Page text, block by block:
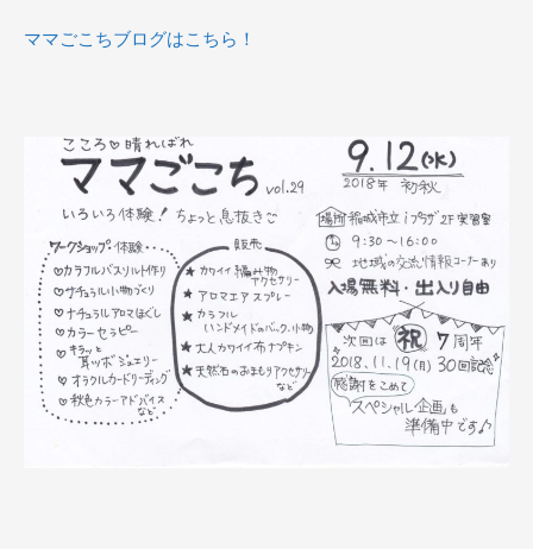
ママごこちブログはこちら！